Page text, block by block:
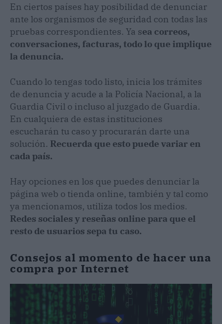
En ciertos países hay posibilidad de denunciar
ante los organismos de seguridad con todas las
pruebas correspondientes. Ya sea correos,
conversaciones, facturas, todo lo que implique
la denuncia.
Cuando lo tengas todo listo, inicia los trámites
de denuncia y acude a la Policía Nacional, a la
Guardia Civil o incluso al juzgado de Guardia.
En cualquiera de estas instituciones
escucharán tu caso y procurarán darte una
solución. Recuerda que esto puede variar en
cada país.
Hay opciones en los que puedes denunciar la
página web o tienda online, también y tal como
ya mencionamos, utiliza todos los medios.
Redes sociales y reseñas online para que el
resto de usuarios sepa tu caso.
Consejos al momento de hacer una
compra por Internet